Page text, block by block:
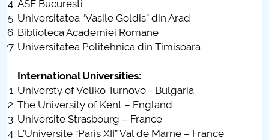
ASE Bucuresti
Universitatea “Vasile Goldis” din Arad
Biblioteca Academiei Romane
Universitatea Politehnica din Timisoara
International Universities:
Universty of Veliko Turnovo - Bulgaria
The University of Kent – England
Universite Strasbourg – France
L’Universite “Paris XII” Val de Marne – France